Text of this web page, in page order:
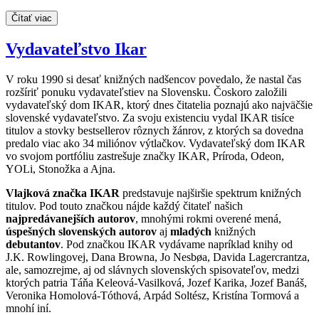
Čítať viac
Vydavateľstvo Ikar
V roku 1990 si desať knižných nadšencov povedalo, že nastal čas
rozšíriť ponuku vydavateľstiev na Slovensku. Čoskoro založili
vydavateľský dom IKAR, ktorý dnes čitatelia poznajú ako najväčšie
slovenské vydavateľstvo. Za svoju existenciu vydal IKAR tisíce
titulov a stovky bestsellerov rôznych žánrov, z ktorých sa dovedna
predalo viac ako 34 miliónov výtlačkov. Vydavateľský dom IKAR
vo svojom portfóliu zastrešuje značky IKAR, Príroda, Odeon,
YOLi, Stonožka a Ajna.
Vlajková značka IKAR predstavuje najširšie spektrum knižných
titulov. Pod touto značkou nájde každý čitateľ našich
najpredávanejších autorov, mnohými rokmi overené mená,
úspešných slovenských autorov aj mladých knižných
debutantov. Pod značkou IKAR vydávame napríklad knihy od
J.K. Rowlingovej, Dana Browna, Jo Nesbøa, Davida Lagercrantza,
ale, samozrejme, aj od slávnych slovenských spisovateľov, medzi
ktorých patria Táňa Keleová-Vasilková, Jozef Karika, Jozef Banáš,
Veronika Homolová-Tóthová, Arpád Soltész, Kristína Tormová a
mnohí iní.